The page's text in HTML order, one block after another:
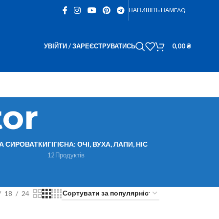
НАПИШІТЬ НАМFAQ
УВІЙТИ / ЗАРЕЄСТРУВАТИСЬ 0,00₴
СИРОВАТКИГІГІЄНА: ОЧІ, ВУХА, ЛАПИ, НІС
12 Продуктів
18 24